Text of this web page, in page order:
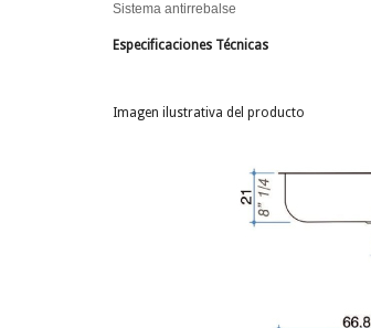
Sistema antirrebalse
Especificaciones Técnicas
Imagen ilustrativa del producto